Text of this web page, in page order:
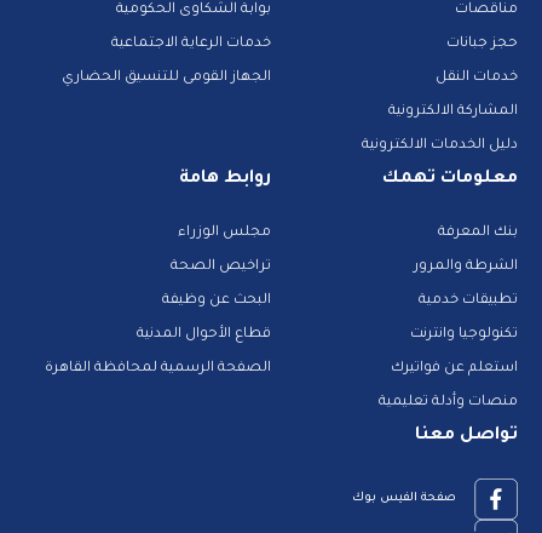
مناقصات
حجز جبانات
خدمات النقل
المشاركة الالكترونية
دليل الخدمات الالكترونية
بوابة الشكاوى الحكومية
خدمات الرعاية الاجتماعية
الجهاز القومى للتنسيق الحضاري
معلومات تهمك
بنك المعرفة
الشرطة والمرور
تطبيقات خدمية
تكنولوجيا وانترنت
استعلم عن فواتيرك
منصات وأدلة تعليمية
روابط هامة
مجلس الوزراء
تراخيص الصحة
البحث عن وظيفة
قطاع الأحوال المدنية
الصفحة الرسمية لمحافظة القاهرة
تواصل معنا
صفحة الفيس بوك